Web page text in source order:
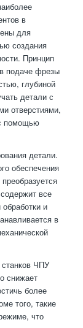
в
для
создания
Принцип
подаче фрезы
глубиной
детали с
отверстиями,
помощью
детали.
обеспечения
все
и
в
ЧПУ
снижает
более
того, такие
что